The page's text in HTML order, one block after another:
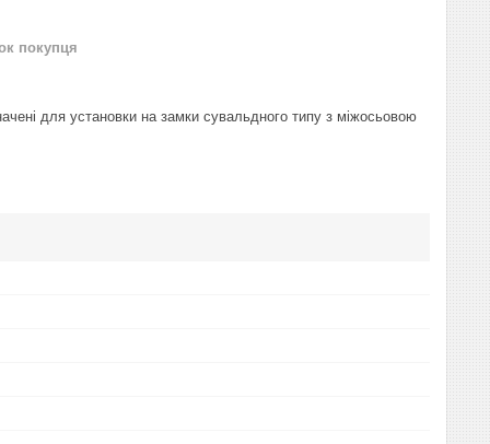
покупця
для установки на замки сувальдного типу з міжосьовою